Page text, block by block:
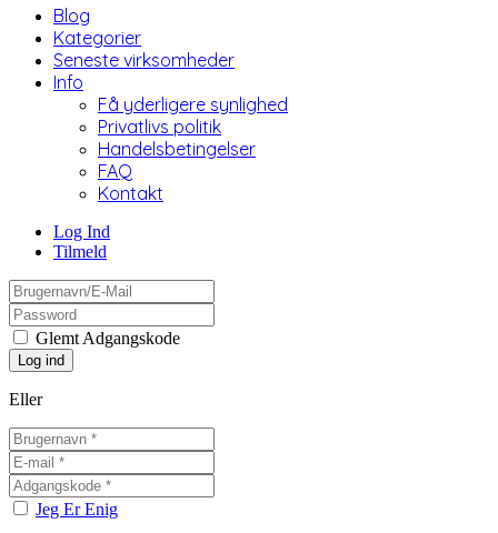
Blog
Kategorier
Seneste virksomheder
Info
Få yderligere synlighed
Privatlivs politik
Handelsbetingelser
FAQ
Kontakt
Log Ind
Tilmeld
Glemt Adgangskode
Eller
Jeg Er Enig